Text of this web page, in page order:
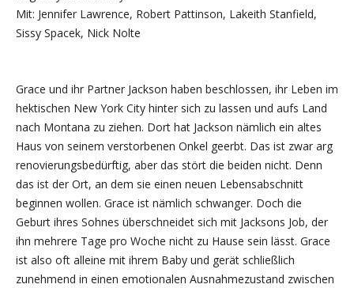
Mit: Jennifer Lawrence, Robert Pattinson, Lakeith Stanfield,
Sissy Spacek, Nick Nolte
Grace und ihr Partner Jackson haben beschlossen, ihr Leben im
hektischen New York City hinter sich zu lassen und aufs Land
nach Montana zu ziehen. Dort hat Jackson nämlich ein altes
Haus von seinem verstorbenen Onkel geerbt. Das ist zwar arg
renovierungsbedürftig, aber das stört die beiden nicht. Denn
das ist der Ort, an dem sie einen neuen Lebensabschnitt
beginnen wollen. Grace ist nämlich schwanger. Doch die
Geburt ihres Sohnes überschneidet sich mit Jacksons Job, der
ihn mehrere Tage pro Woche nicht zu Hause sein lässt. Grace
ist also oft alleine mit ihrem Baby und gerät schließlich
zunehmend in einen emotionalen Ausnahmezustand zwischen